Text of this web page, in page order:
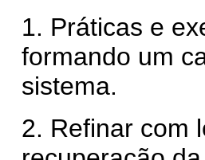
1. Práticas e
formando um
sistema.
2. Refinar com